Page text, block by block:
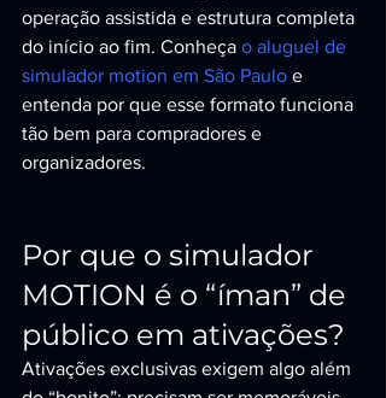
operação assistida e estrutura completa
do início ao fim. Conheça o aluguel de
simulador motion em São Paulo e
entenda por que esse formato funciona
tão bem para compradores e
organizadores.
Por que o simulador
MOTION é o “íman” de
público em ativações?
Ativações exclusivas exigem algo além